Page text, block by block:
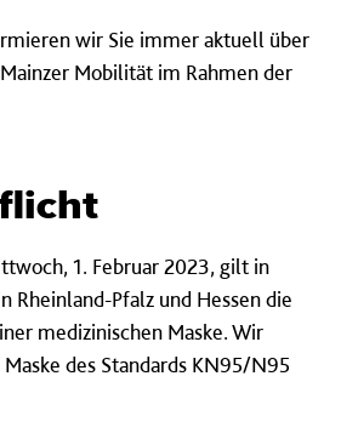
wir Sie immer aktuell über
Mobilität im Rahmen der
1. Februar 2023, gilt in
Rheinland-Pfalz und Hessen die
medizinischen Maske. Wir
des Standards KN95/N95